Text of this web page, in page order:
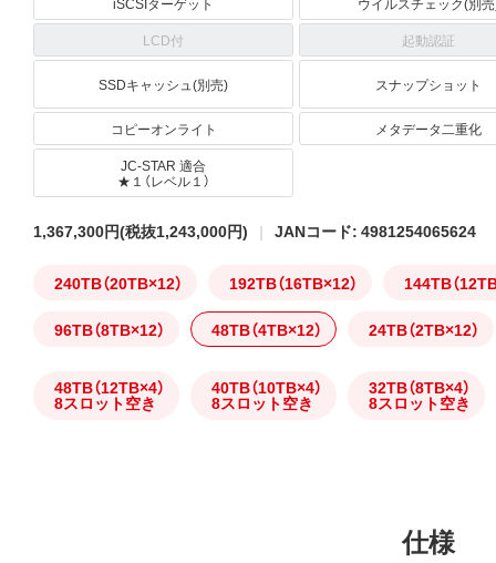
LCD付
起動認証
SSDキャッシュ(別売) スナップショット
コピーオンライト
メタデータ二重化
JC-STAR 適合
★１（レベル１）
1,367,300円(税抜1,243,000円) JANコード: 4981254065624
240TB（20TB×12） 192TB（16TB×12） 144TB（
96TB（8TB×12） 48TB（4TB×12） 24TB（2TB×12）
48TB（12TB×4）
8スロット空き
40TB（10TB×4）
8スロット空き
32TB（8TB×4）
8スロット空き
仕様